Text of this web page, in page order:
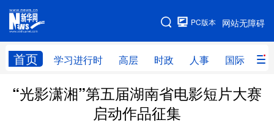
网站无障碍
PC版本
首页 学习进行时 高层 时政 人事 国际 财
网站地图
学习进行时 高层 时政 人事
财经 网评
“光影潇湘”第五届湖南省电影短片大赛
启动作品征集